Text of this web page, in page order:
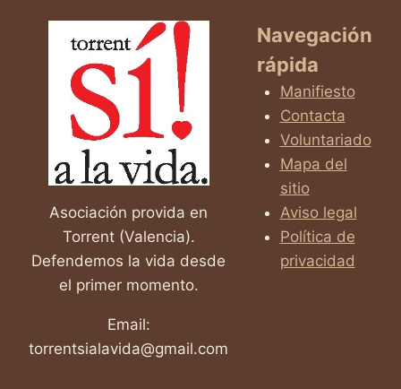
Asociación provida en
Torrent (Valencia).
Defendemos la vida desde
el primer momento.
Email:
torrentsialavida@gmail.com
Navegación
rápida
Manifiesto
Contacta
Voluntariado
Mapa del
sitio
Aviso legal
Política de
privacidad